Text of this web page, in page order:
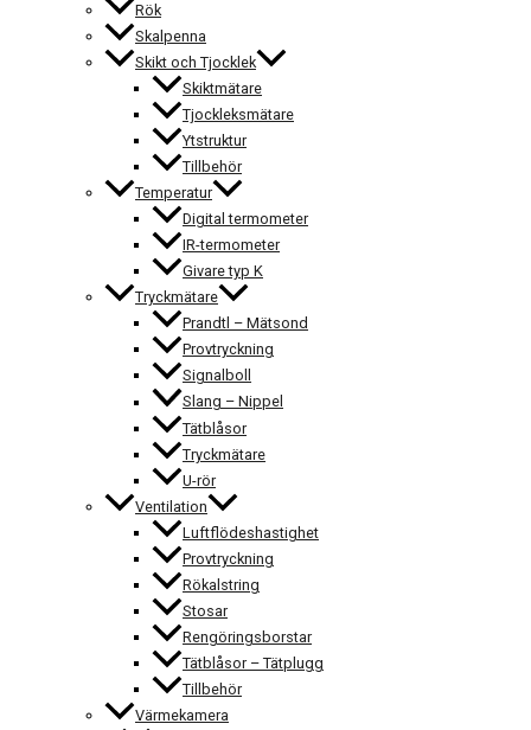
Rök
Skalpenna
Skikt och Tjocklek
Skiktmätare
Tjockleksmätare
Ytstruktur
Tillbehör
Temperatur
Digital termometer
IR-termometer
Givare typ K
Tryckmätare
Prandtl – Mätsond
Provtryckning
Signalboll
Slang – Nippel
Tätblåsor
Tryckmätare
U-rör
Ventilation
Luftflödeshastighet
Provtryckning
Rökalstring
Stosar
Rengöringsborstar
Tätblåsor – Tätplugg
Tillbehör
Värmekamera